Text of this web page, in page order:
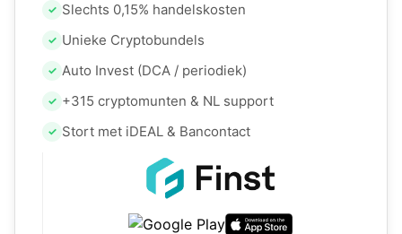
✓ Slechts 0,15% handelskosten
✓ Unieke Cryptobundels
✓ Auto Invest (DCA / periodiek)
✓ +315 cryptomunten & NL support
✓ Stort met iDEAL & Bancontact